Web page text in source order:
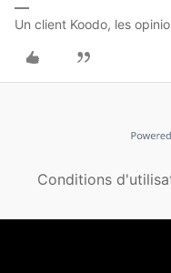
Un client Koodo, les
Conditions